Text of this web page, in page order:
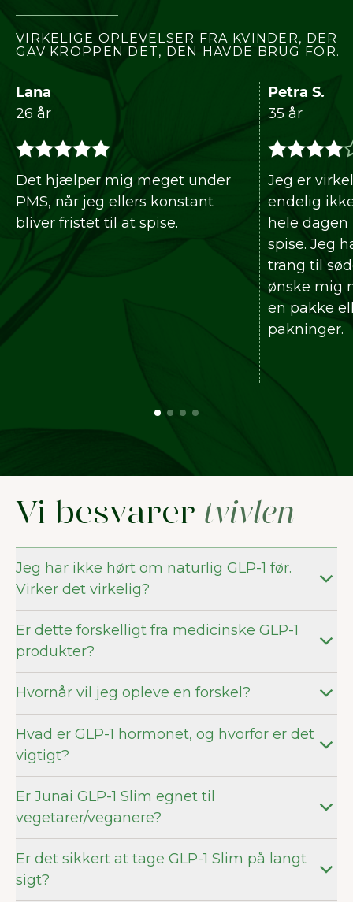
VIRKELIGE OPLEVELSER FRA KVINDER, DER
GAV KROPPEN DET, DEN HAVDE BRUG FOR.
hjælper mig meget under
når jeg ellers konstant
fristet til at spise.
Petra S.
35 år
Jeg er virkelig
endelig ikke
hele dagen på,
spise. Jeg har
trang til søde
ønske mig
en pakke eller
pakninger.
Vi besvarer tvivlen
Jeg har ikke hørt om naturlig GLP-1 før.
Virker det virkelig?
Er dette forskelligt fra medicinske GLP-1
produkter?
Hvornår vil jeg opleve en forskel?
Hvad er GLP-1 hormonet, og hvorfor er det
vigtigt?
Er Junai GLP-1 Slim egnet til
vegetarer/veganere?
Er det sikkert at tage GLP-1 Slim på langt
sigt?